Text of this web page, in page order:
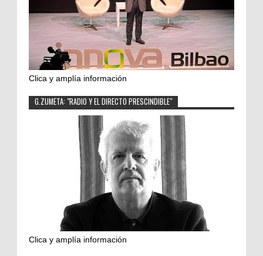
Clica y amplía información
G.ZUMETA: "RADIO Y EL DIRECTO PRESCINDIBLE"
Clica y amplía información